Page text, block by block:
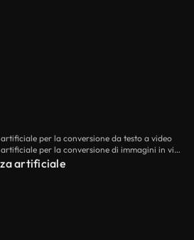
per la conversione da testo a video
Flussi di lavoro di intelligenza artificiale per la conversione di immagini in video
artificiale